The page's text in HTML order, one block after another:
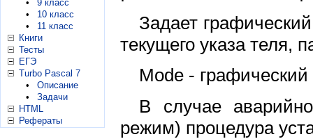
•
9 класс
•
10 класс
•
11 класс
Книги
Тесты
ЕГЭ
Turbo Pascal 7
•
Описание
•
Задачи
HTML
Рефераты
Задает
текущего указа теля,
Mode -
В случае
режим) процедура